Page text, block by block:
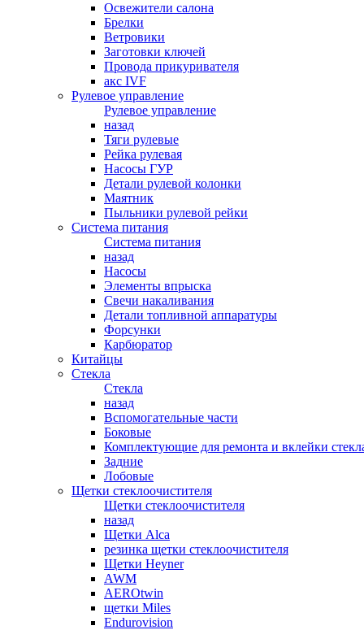
Освежители салона
Брелки
Ветровики
Заготовки ключей
Провода прикуривателя
акс IVF
Рулевое управление
Рулевое управление
назад
Тяги рулевые
Рейка рулевая
Насосы ГУР
Детали рулевой колонки
Маятник
Пыльники рулевой рейки
Система питания
Система питания
назад
Насосы
Элементы впрыска
Свечи накаливания
Детали топливной аппаратуры
Форсунки
Карбюратор
Китайцы
Стекла
Стекла
назад
Вспомогательные части
Боковые
Комплектующие для ремонта и вклейки
Задние
Лобовые
Щетки стеклоочистителя
Щетки стеклоочистителя
назад
Щетки Alca
резинка щетки стеклоочистителя
Щетки Heyner
AWM
AEROtwin
щетки Miles
Endurovision